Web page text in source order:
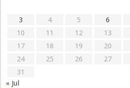
3
4 5 6
10
11 12 13
17
18 19 20
24
25 26 27
31
« Jul